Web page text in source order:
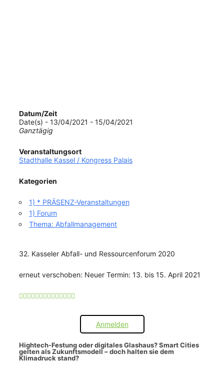
Datum/Zeit
Date(s) - 13/04/2021 - 15/04/2021
Ganztägig
Veranstaltungsort
Stadthalle Kassel / Kongress Palais
Kategorien
1) * PRÄSENZ-Veranstaltungen
1) Forum
Thema: Abfallmanagement
32. Kasseler Abfall- und Ressourcenforum 2020
erneut verschoben: Neuer Termin: 13. bis 15. April 2021
Anmelden
Hightech-Festung oder digitales Glashaus? Smart Cities
gelten als Zukunftsmodell – doch halten sie dem
Klimadruck stand?